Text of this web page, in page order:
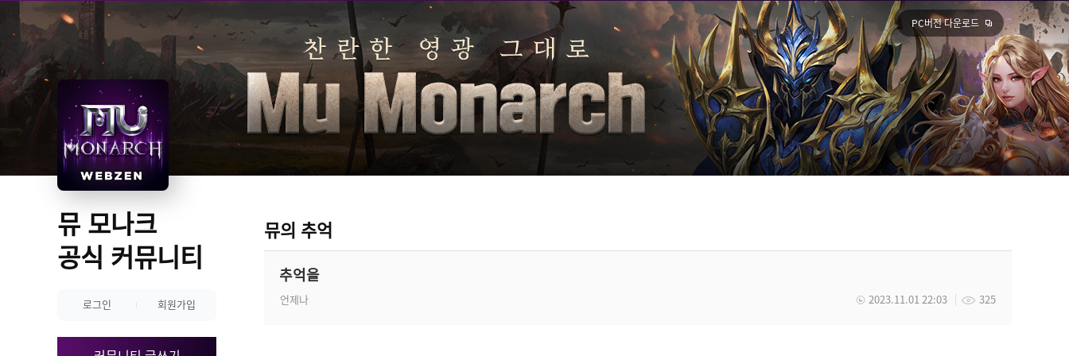
PC버전 다운로드
뮤 모나크
공식 커뮤니티
로그인 회원가입
뮤의 추억
추억을
언제나 325
2023.11.01 22:03